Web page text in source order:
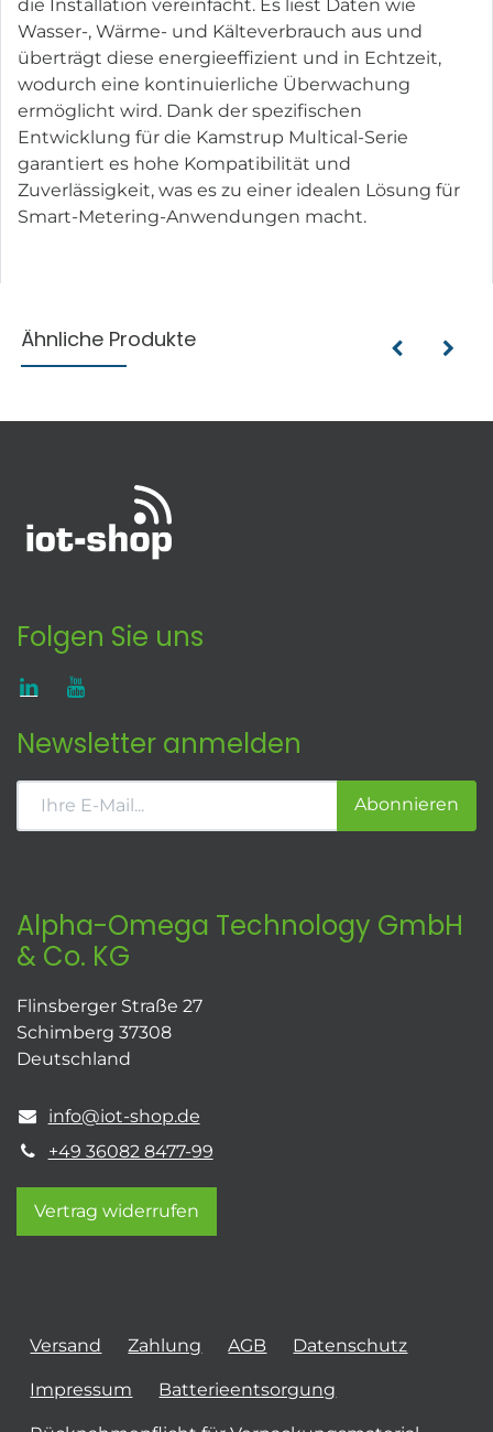
die Installation vereinfacht. Es liest Daten wie
Wasser-, Wärme- und Kälteverbrauch aus und
überträgt diese energieeffizient und in Echtzeit,
wodurch eine kontinuierliche Überwachung
ermöglicht wird. Dank der spezifischen
Entwicklung für die Kamstrup Multical-Serie
garantiert es hohe Kompatibilität und
Zuverlässigkeit, was es zu einer idealen Lösung für
Smart-Metering-Anwendungen macht.
Ähnliche Produkte
Folgen Sie uns
Newsletter anmelden
Abonnieren
Alpha-Omega Technology GmbH
& Co. KG
Flinsberger Straße 27
Schimberg 37308
Deutschland
info@iot-shop.de
+49 36082 8477-99
Vertrag widerrufen
Versand Zahlung AGB Datenschutz
Impressum Batterieentsorgung